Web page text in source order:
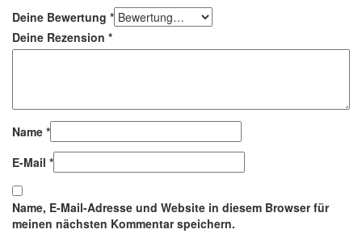
Deine Bewertung *
Deine Rezension *
Name *
E-Mail *
Name, E-Mail-Adresse und Website in diesem Browser für
meinen nächsten Kommentar speichern.